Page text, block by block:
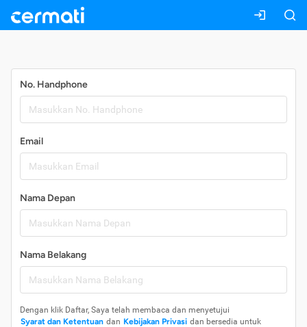
No. Handphone
Email
Nama Depan
Nama Belakang
Dengan klik Daftar, Saya telah membaca dan menyetujui
Syarat dan Ketentuan dan Kebijakan Privasi dan bersedia untuk